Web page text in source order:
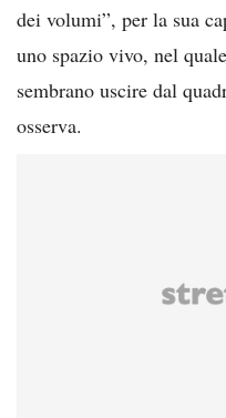
dei volumi”, per la sua
uno spazio vivo, nel
sembrano uscire dal
osserva.